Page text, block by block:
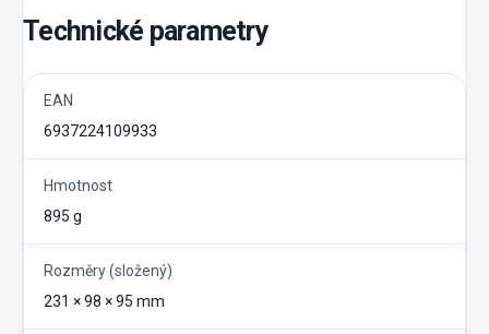
Technické parametry
EAN
6937224109933
Hmotnost
895 g
Rozměry (složený)
231 × 98 × 95 mm